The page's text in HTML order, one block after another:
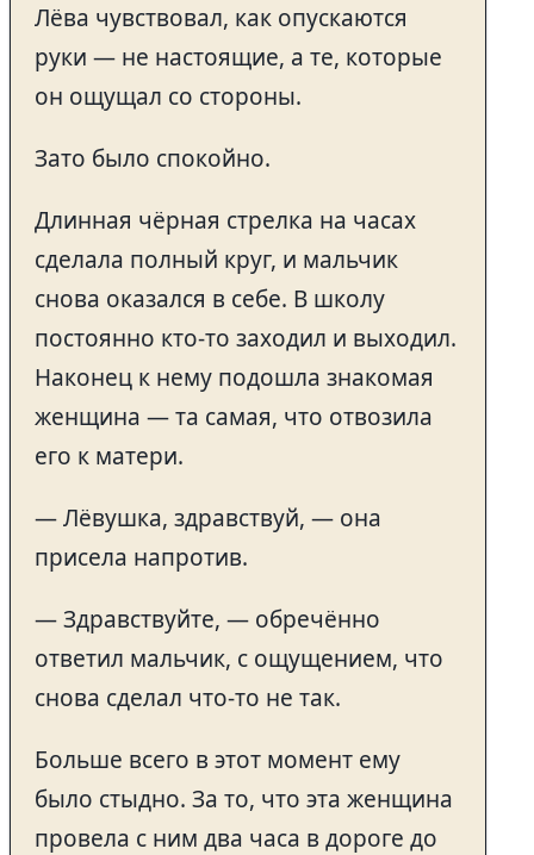
Лёва чувствовал, как опускаются
руки — не настоящие, а те, которые
он ощущал со стороны.
Зато было спокойно.
Длинная чёрная стрелка на часах
сделала полный круг, и мальчик
снова оказался в себе. В школу
постоянно кто-то заходил и выходил.
Наконец к нему подошла знакомая
женщина — та самая, что отвозила
его к матери.
— Лёвушка, здравствуй, — она
присела напротив.
— Здравствуйте, — обречённо
ответил мальчик, с ощущением, что
снова сделал что-то не так.
Больше всего в этот момент ему
было стыдно. За то, что эта женщина
провела с ним два часа в дороге до